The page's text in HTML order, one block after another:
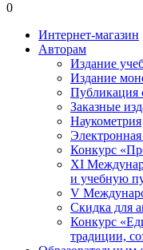
0
Интернет-магазин
Авторам
Издание
Издание
Публикация
Заказные
Наукометрия
Конкурс
XI
и учебную
V
Скидка для
Конкурс
традиции,